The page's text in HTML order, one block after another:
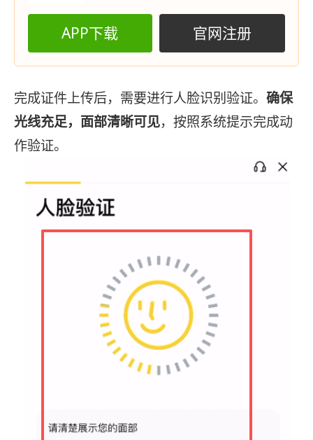
APP下载 官网注册
完成证件上传后，需要进行人脸识别验证。 确保
光线充足，面部清晰可见，按照系统提示完成动
作验证。